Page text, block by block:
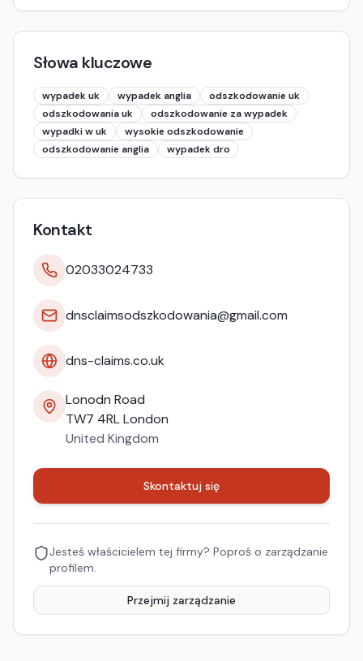
Słowa kluczowe
wypadek uk wypadek anglia
odszkodowanie uk
odszkodowania uk
odszkodowanie za wypadek
wypadki w uk
wysokie odszkodowanie
odszkodowanie anglia
wypadek dro
Kontakt
02033024733
dnsclaimsodszkodowania@gmail.com
dns-claims.co.uk
Lonodn Road
TW7 4RLLondon
United Kingdom
Skontaktuj się
Jesteś właścicielem tej firmy? Poproś o zarządzanie
profilem.
Przejmij zarządzanie